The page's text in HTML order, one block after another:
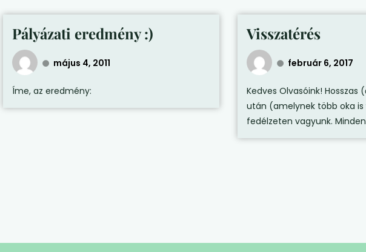
Pályázati eredmény :)
május 4, 2011
Íme, az eredmény:
Visszatérés
február 6, 2017
Kedves Olvasóink! Hosszas
után (amelynek több oka
fedélzeten vagyunk.